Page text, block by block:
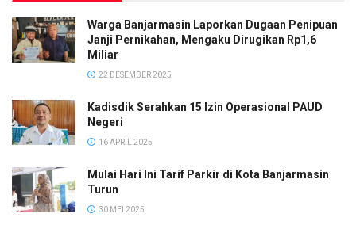
Warga Banjarmasin Laporkan Dugaan Penipuan
Janji Pernikahan, Mengaku Dirugikan Rp1,6
Miliar
22 DESEMBER 2025
Kadisdik Serahkan 15 Izin Operasional PAUD
Negeri
16 APRIL 2025
Mulai Hari Ini Tarif Parkir di Kota Banjarmasin
Turun
30 MEI 2025